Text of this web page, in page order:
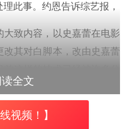
此事。约恩告诉综艺报，
致内容，以史嘉蕾在电影
改其对白脚本，改由史嘉蕾
员、歌手的谈话内容，甚
是不可能的任务，也因此
全文
视频！】